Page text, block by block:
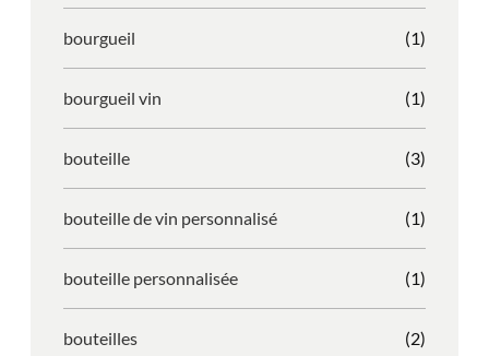
bourgueil (1)
bourgueil vin (1)
bouteille (3)
bouteille de vin personnalisé (1)
bouteille personnalisée (1)
bouteilles (2)